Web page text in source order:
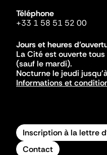
Téléphone
+33 1 58 51 52 00
Jours et heures
La Cité est ouverte
(sauf le mardi).
Nocturne le jeudi
Informations et
Inscription à la lettre
Contact